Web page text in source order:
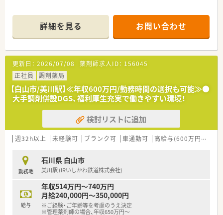
詳細を見る お問い合わせ
更新日： 2026/07/08 薬剤師求人ID： 156045
正社員
調剤薬局
【白山市/美川駅】≪年収600万円/勤務時間の選択も可能≫●
大手調剤併設DGS、福利厚生充実で働きやすい環境！
検討リストに追加
週32h以上 未経験可 ブランク可 車通勤可 高給与(600万円以上)
勤務地
石川県 白山市
美川駅 (IRいしかわ鉄道株式会社)
給与
年収514万円～740万円
月給240,000円～350,000円
※ご経験・ご年齢等を考慮のうえ決定
※管理薬剤師の場合、年収650万円～